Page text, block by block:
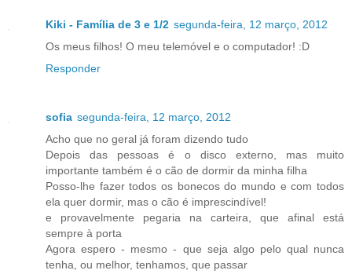
Kiki - Família de 3 e 1/2 segunda-feira, 12 março, 2012
Os meus filhos! O meu telemóvel e o computador! :D
Responder
sofia segunda-feira, 12 março, 2012
Acho que no geral já foram dizendo tudo
Depois das pessoas é o disco externo, mas muito
importante também é o cão de dormir da minha filha
Posso-lhe fazer todos os bonecos do mundo e com todos
ela quer dormir, mas o cão é imprescindível!
e provavelmente pegaria na carteira, que afinal está
sempre à porta
Agora espero - mesmo - que seja algo pelo qual nunca
tenha, ou melhor, tenhamos, que passar